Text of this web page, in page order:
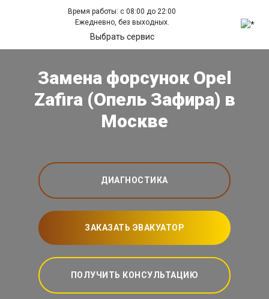
Время работы: с 08:00 до 22:00
Ежедневно, без выходных.
Выбрать сервис
Замена форсунок Opel
Zafira (Опель Зафира) в
Москве
ДИАГНОСТИКА
ЗАКАЗАТЬ ЭВАКУАТОР
ПОЛУЧИТЬ КОНСУЛЬТАЦИЮ